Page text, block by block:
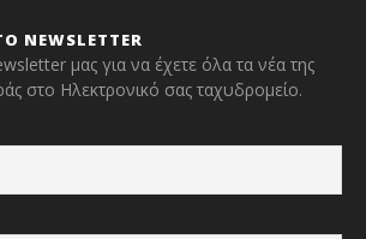
NEWSLETTER
μας για να έχετε όλα τα νέα της
στο Ηλεκτρονικό σας ταχυδρομείο.